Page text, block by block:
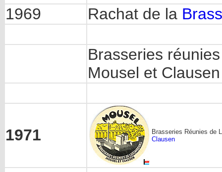
1969 Rachat de la
Brasseries
Mousel et Clausen
1971
Brasseries Réunies de
Clausen